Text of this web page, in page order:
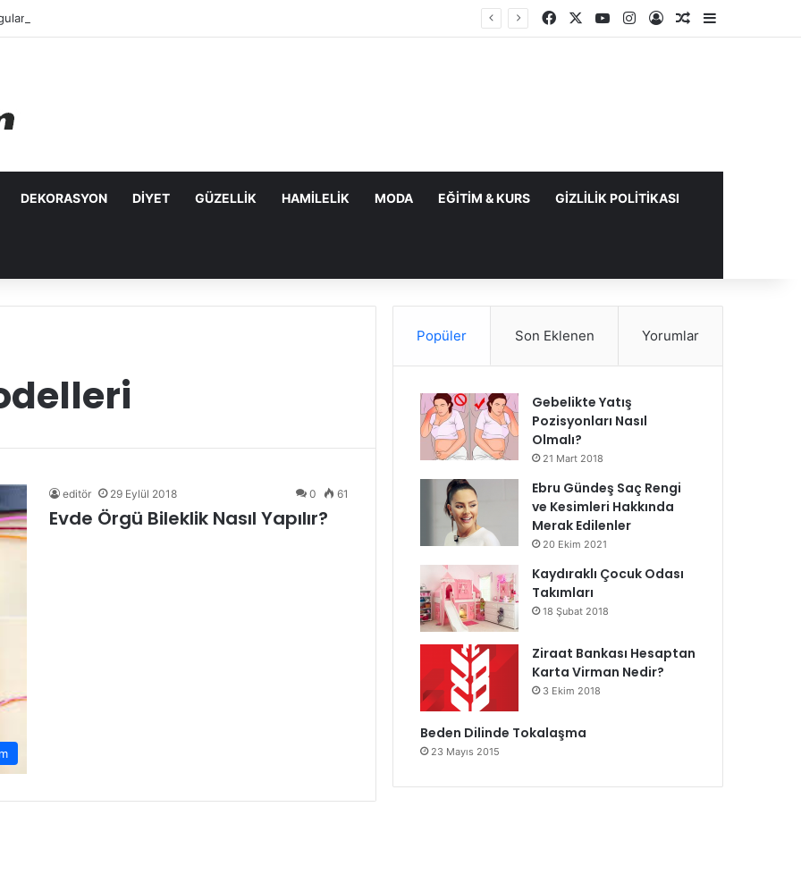
Leke Karşıtı Maskeler FacebookYouTubeInstagram
Kayıt OlRastgele Makale
Kenar
DEKORASYON DIYET GÜZELLIK HAMILELIK MODA EĞITIM & KURS GIZLILIK POLITIKASI
editör 29 Eylül 2018 0 61
Evde Örgü Bileklik Nasıl Yapılır?
Popüler Son Eklenen Yorumlar
Gebelikte Yatış
Pozisyonları Nasıl
Olmalı?
21 Mart 2018
Ebru Gündeş Saç Rengi
ve Kesimleri Hakkında
Merak Edilenler
20 Ekim 2021
Kaydıraklı Çocuk Odası
Takımları
18 Şubat 2018
Ziraat Bankası Hesaptan
Karta Virman Nedir?
3 Ekim 2018
Beden Dilinde Tokalaşma
23 Mayıs 2015